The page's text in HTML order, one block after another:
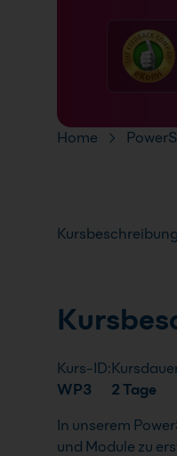
Pfad-Navigation
Home
Kursbeschreibung
Kurs-ID:
WP3
2 Tage
In unserem
und Module zu